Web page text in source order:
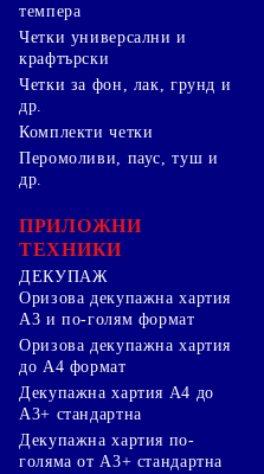
темпера
Четки универсални и
крафтърски
Четки за фон, лак, грунд и
др.
Комплекти четки
Перомоливи, паус, туш и
др.
ПРИЛОЖНИ
ТЕХНИКИ
ДЕКУПАЖ
Оризова декупажна хартия
А3 и по-голям формат
Оризова декупажна хартия
до А4 формат
Декупажна хартия А4 до
А3+ стандартна
Декупажна хартия по-
голяма от А3+ стандартна